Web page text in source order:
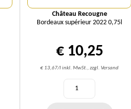
Château Recougne
Bordeaux supérieur 2022 0,75l
€ 10,25
€ 13,67/l inkl. MwSt., zzgl. Versand